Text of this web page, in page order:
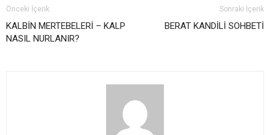
Önceki İçerik
KALBİN MERTEBELERİ – KALP
NASIL NURLANIR?
Sonraki İçerik
BERAT KANDİLİ SOHBETİ